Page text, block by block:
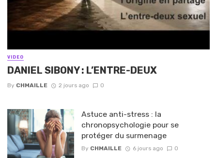
VIDEO
DANIEL SIBONY : L’ENTRE-DEUX
By CHMAILLE 2 jours ago 0
Astuce anti-stress : la
chronopsychologie pour se
protéger du surmenage
By CHMAILLE 6 jours ago 0